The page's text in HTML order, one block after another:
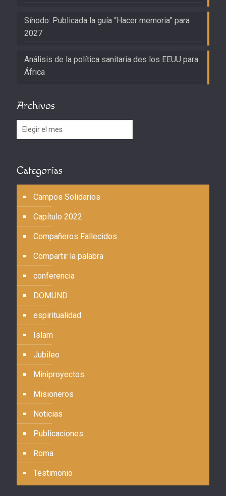
Sínodo: Publicada la guía “Hacer memoria” para
2027
Análisis de la política sanitaria des los EEUU para
África
Archivos
Archivos
Categorías
Campos Solidarios
Capítulo 2022
Compañeros Fallecidos
Compartir la palabra
conferencia
DOMUND
espiritualidad
Islam
Jubileo
Miniproyectos
Misioneros
Noticias
Publicaciones
Roma
Testimonio